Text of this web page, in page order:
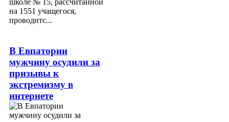
на 1551 учащегося,
проводитс...
В Евпатории
мужчину осудили за
призывы к
экстремизму в
интернете